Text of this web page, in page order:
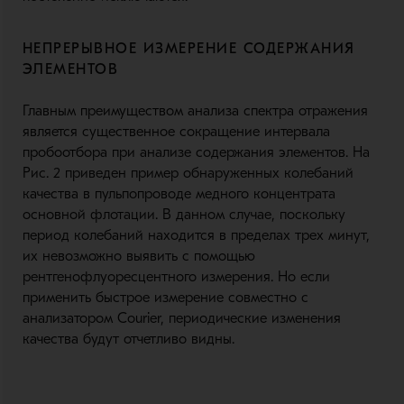
НЕПРЕРЫВНОЕ ИЗМЕРЕНИЕ СОДЕРЖАНИЯ
ЭЛЕМЕНТОВ
Главным преимуществом анализа спектра отражения
является существенное сокращение интервала
пробоотбора при анализе содержания элементов. На
Рис. 2 приведен пример обнаруженных колебаний
качества в пульпопроводе медного концентрата
основной флотации. В данном случае, поскольку
период колебаний находится в пределах трех минут,
их невозможно выявить с помощью
рентгенофлуоресцентного измерения. Но если
применить быстрое измерение совместно с
анализатором Courier, периодические изменения
качества будут отчетливо видны.